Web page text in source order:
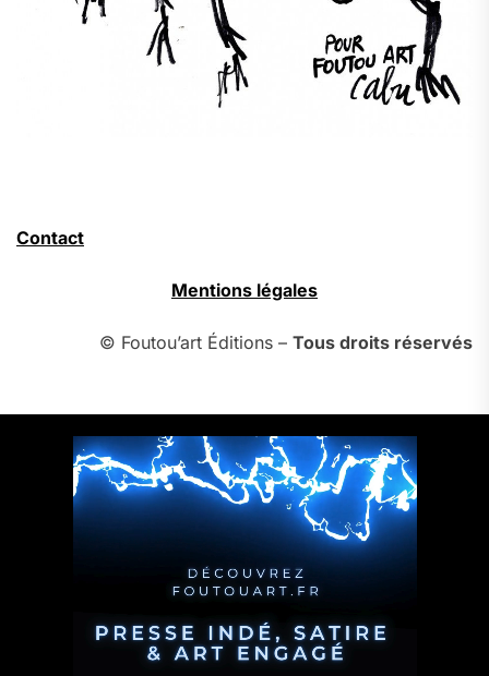
Contact
Mentions légales
© Foutou’art Éditions – Tous droits réservés